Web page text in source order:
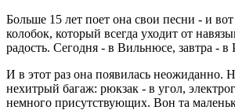
Больше 15 лет поет она свои песни - и
колобок, который всегда уходит от
радость. Сегодня - в Вильнюсе, завтра -
И в этот раз она появилась неожиданно.
нехитрый багаж: рюкзак - в угол,
немного присутствующих. Вон та